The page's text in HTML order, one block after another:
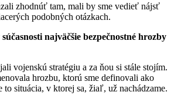
zhodnúť tam, mali by sme vedieť nájsť
podobných otázkach.
najväčšie bezpečnostné hrozby
vojenskú stratégiu a za ňou si stále stojím.
hrozbu, ktorú sme definovali ako
to situácia, v ktorej sa, žiaľ, už nachádzame.